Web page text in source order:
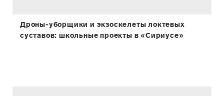
Дроны-уборщики и экзоскелеты локтевых
суставов: школьные проекты в «Сириусе»